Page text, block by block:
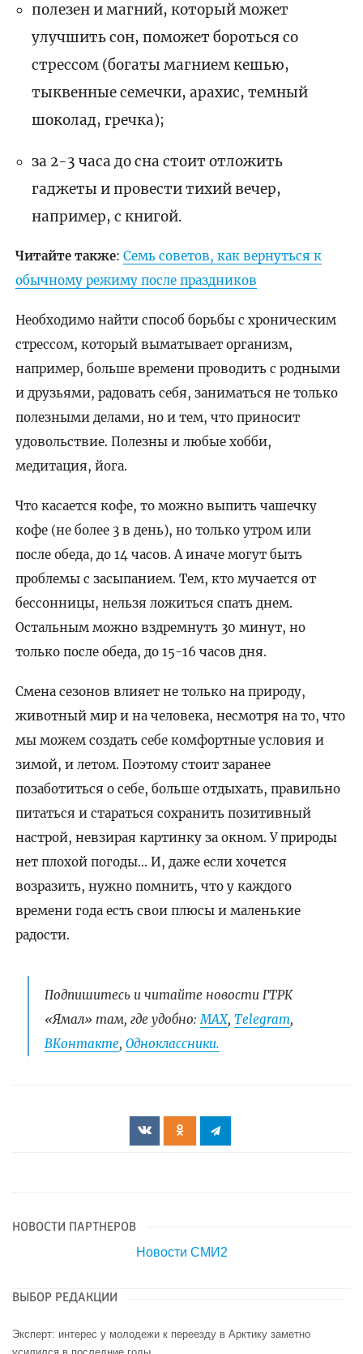
полезен и магний, который может
улучшить сон, поможет бороться со
стрессом (богаты магнием кешью,
тыквенные семечки, арахис, темный
шоколад, гречка);
за 2-3 часа до сна стоит отложить
гаджеты и провести тихий вечер,
например, с книгой.
Читайте также: Семь советов, как вернуться к
обычному режиму после праздников
Необходимо найти способ борьбы с хроническим
стрессом, который выматывает организм,
например, больше времени проводить с родными
и друзьями, радовать себя, заниматься не только
полезными делами, но и тем, что приносит
удовольствие. Полезны и любые хобби,
медитация, йога.
Что касается кофе, то можно выпить чашечку
кофе (не более 3 в день), но только утром или
после обеда, до 14 часов. А иначе могут быть
проблемы с засыпанием. Тем, кто мучается от
бессонницы, нельзя ложиться спать днем.
Остальным можно вздремнуть 30 минут, но
только после обеда, до 15-16 часов дня.
Смена сезонов влияет не только на природу,
животный мир и на человека, несмотря на то, что
мы можем создать себе комфортные условия и
зимой, и летом. Поэтому стоит заранее
позаботиться о себе, больше отдыхать, правильно
питаться и стараться сохранить позитивный
настрой, невзирая картинку за окном. У природы
нет плохой погоды… И, даже если хочется
возразить, нужно помнить, что у каждого
времени года есть свои плюсы и маленькие
радости.
Подпишитесь и читайте новости ГТРК
«Ямал» там, где удобно:МАХ, Telegram,
ВКонтакте, Одноклассники.
НОВОСТИ ПАРТНЕРОВ
Новости СМИ2
ВЫБОР РЕДАКЦИИ
Эксперт: интерес у молодежи к переезду в Арктику заметно